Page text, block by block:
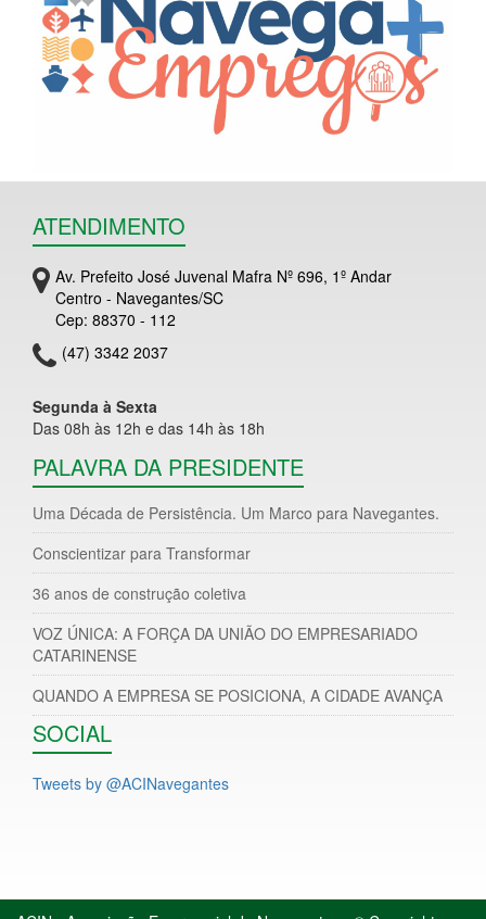
ATENDIMENTO
Av. Prefeito José Juvenal Mafra Nº 696, 1º Andar
Centro - Navegantes/SC
Cep: 88370 - 112
(47) 3342 2037
Segunda à Sexta
Das 08h às 12h e das 14h às 18h
PALAVRA DA PRESIDENTE
Uma Década de Persistência. Um Marco para Navegantes.
Conscientizar para Transformar
36 anos de construção coletiva
VOZ ÚNICA: A FORÇA DA UNIÃO DO EMPRESARIADO
CATARINENSE
QUANDO A EMPRESA SE POSICIONA, A CIDADE AVANÇA
SOCIAL
Tweets by @ACINavegantes